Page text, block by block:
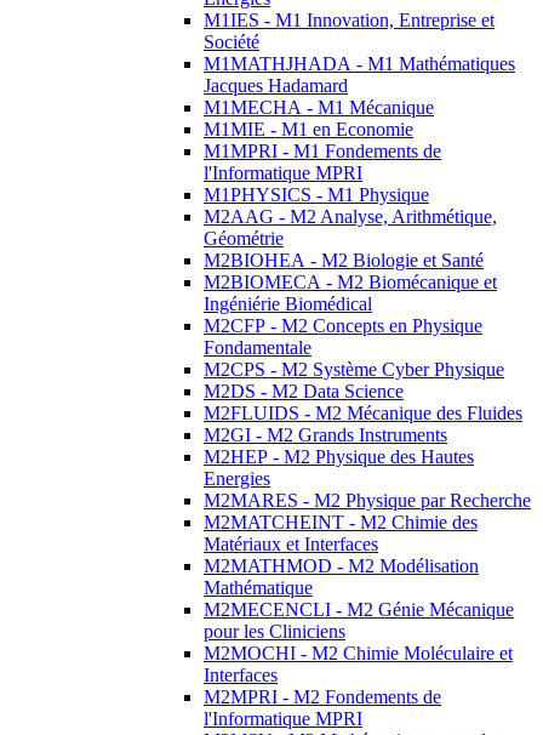
M1IES - M1 Innovation, Entreprise et
Société
M1MATHJHADA - M1 Mathématiques
Jacques Hadamard
M1MECHA - M1 Mécanique
M1MIE - M1 en Economie
M1MPRI - M1 Fondements de
l'Informatique MPRI
M1PHYSICS - M1 Physique
M2AAG - M2 Analyse, Arithmétique,
Géométrie
M2BIOHEA - M2 Biologie et Santé
M2BIOMECA - M2 Biomécanique et
Ingéniérie Biomédical
M2CFP - M2 Concepts en Physique
Fondamentale
M2CPS - M2 Système Cyber Physique
M2DS - M2 Data Science
M2FLUIDS - M2 Mécanique des Fluides
M2GI - M2 Grands Instruments
M2HEP - M2 Physique des Hautes
Energies
M2MARES - M2 Physique par Recherche
M2MATCHEINT - M2 Chimie des
Matériaux et Interfaces
M2MATHMOD - M2 Modélisation
Mathématique
M2MECENCLI - M2 Génie Mécanique
pour les Cliniciens
M2MOCHI - M2 Chimie Moléculaire et
Interfaces
M2MPRI - M2 Fondements de
l'Informatique MPRI